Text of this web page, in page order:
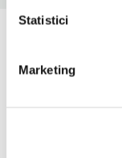
Statistici
Marketing